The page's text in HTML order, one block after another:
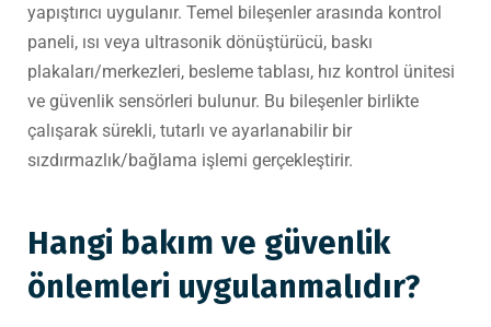
yapıştırıcı uygulanır. Temel bileşenler arasında kontrol
paneli, ısı veya ultrasonik dönüştürücü, baskı
plakaları/merkezleri, besleme tablası, hız kontrol ünitesi
ve güvenlik sensörleri bulunur. Bu bileşenler birlikte
çalışarak sürekli, tutarlı ve ayarlanabilir bir
sızdırmazlık/bağlama işlemi gerçekleştirir.
Hangi bakım ve güvenlik
önlemleri uygulanmalıdır?